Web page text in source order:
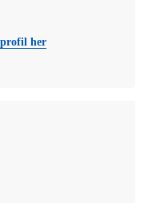
profil her